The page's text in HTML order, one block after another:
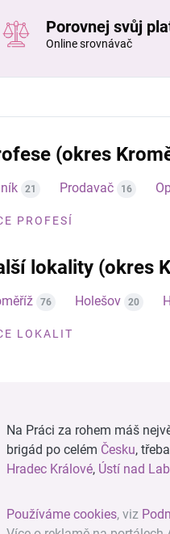
Porovnej svůj
Online srovnávač
(okres
21 Prodavač 16
PROFESÍ
lokality (okres
76 Holešov 20
LOKALIT
Na Práci za rohem máš
brigád po celém Česku,
Hradec Králové, Ústí nad
Používáme cookies, viz